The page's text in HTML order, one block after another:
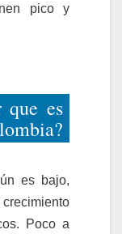
pico y
que es
es bajo,
Poco a